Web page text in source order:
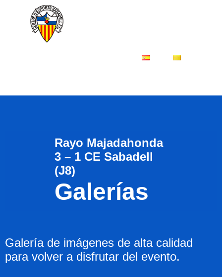
Rayo Majadahonda
3 – 1 CE Sabadell
(J8)
Galerías
Galería de imágenes de alta calidad
para volver a disfrutar del evento.